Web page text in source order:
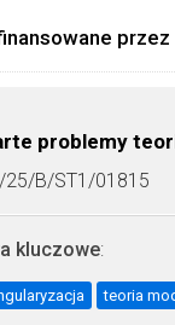
przez
problemy
25/B/ST1/01815
kluczowe:
teoria